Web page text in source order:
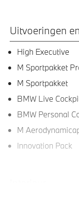
Uitvoeringen
High Executive
M Sportpakket
M Sportpakket
BMW Live
BMW Personal
M
Innovation Pack